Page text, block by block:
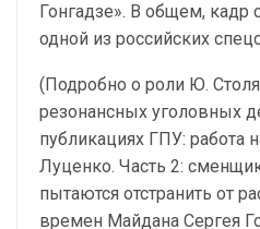
Гонгадзе». В общем, кадр
одной из российских
(Подробно о роли Ю.
резонансных уголовных
публикациях ГПУ: работа
Луценко. Часть 2:
пытаются отстранить от
времен Майдана Сергея